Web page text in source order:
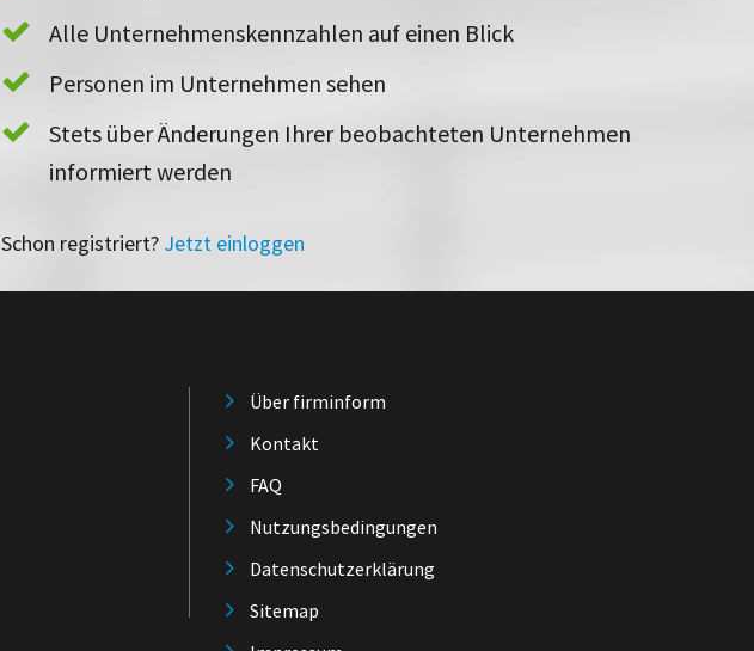
Alle Unternehmenskennzahlen auf einen Blick
Personen im Unternehmen sehen
Stets über Änderungen Ihrer beobachteten Unternehmen
informiert werden
Schon registriert? Jetzt einloggen
Über firminform
Kontakt
FAQ
Nutzungsbedingungen
Datenschutzerklärung
Sitemap